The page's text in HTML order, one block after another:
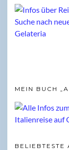
MEIN BUCH
BELIEBTESTE